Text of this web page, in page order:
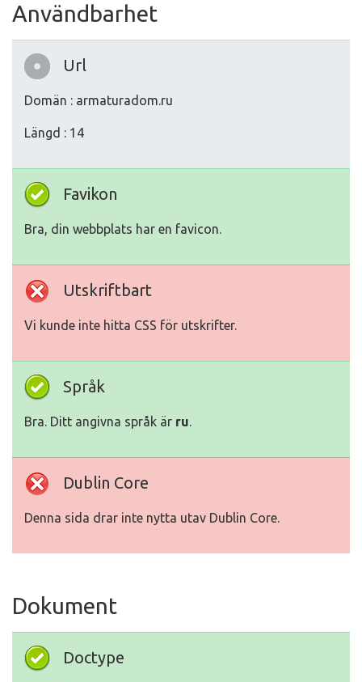
Användbarhet
Url
Domän : armaturadom.ru
Längd : 14
Favikon
Bra, din webbplats har en favicon.
Utskriftbart
Vi kunde inte hitta CSS för utskrifter.
Språk
Bra. Ditt angivna språk är ru.
Dublin Core
Denna sida drar inte nytta utav Dublin Core.
Dokument
Doctype